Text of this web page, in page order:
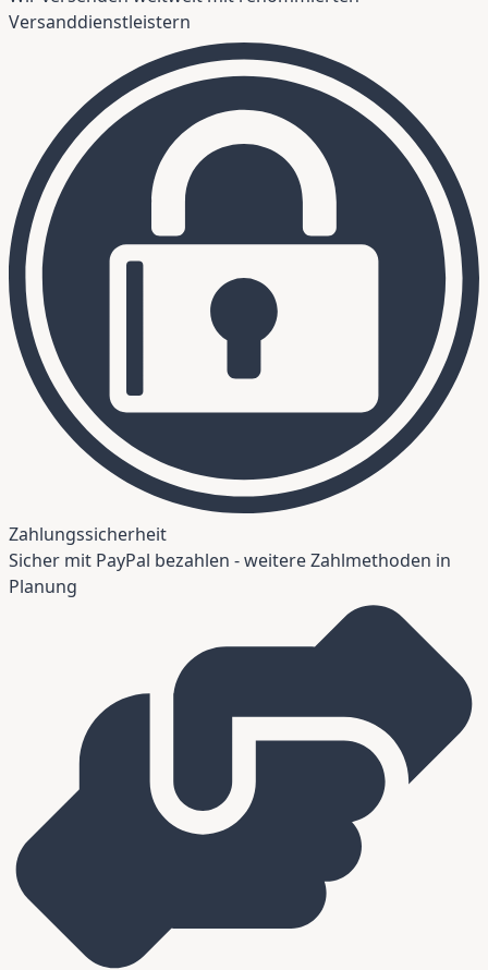
Versanddienstleistern
Zahlungssicherheit
Sicher mit PayPal bezahlen - weitere Zahlmethoden in
Planung